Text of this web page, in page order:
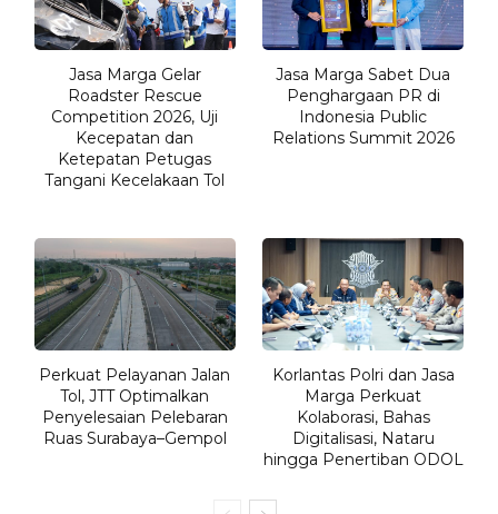
Jasa Marga Gelar
Roadster Rescue
Competition 2026, Uji
Kecepatan dan
Ketepatan Petugas
Tangani Kecelakaan Tol
Jasa Marga Sabet Dua
Penghargaan PR di
Indonesia Public
Relations Summit 2026
Perkuat Pelayanan Jalan
Tol, JTT Optimalkan
Penyelesaian Pelebaran
Ruas Surabaya–Gempol
Korlantas Polri dan Jasa
Marga Perkuat
Kolaborasi, Bahas
Digitalisasi, Nataru
hingga Penertiban ODOL